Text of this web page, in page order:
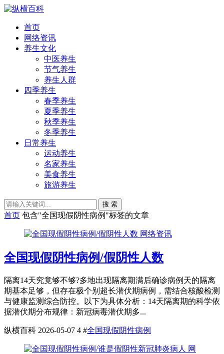
首页
网络资讯
养生文化
中医养生
节气养生
养生人群
四季养生
春季养生
夏季养生
秋季养生
冬季养生
日常养生
运动养生
名家养生
美食养生
旅游养生
搜 索
首页 包含"全国现假阴性病例"标签的文章
网络资讯
全国现假阴性病例/假阴性人数
隔离14天究竟够不够?多地出现隔离期满后确诊病例天的隔离
期基本足够，但存在极个别超长潜伏期病例，需结合核酸检测
与健康监测综合防控。以下为具体分析：14天隔离期的科学依
据潜伏期分布规律：新冠病毒潜伏期多...
纵横百科 2026-05-07 4 #全国现假阴性病例
网